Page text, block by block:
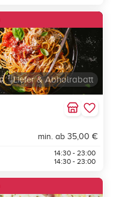
Liefer & Abholrabatt
min. ab 35,00 €
14:30 - 23:00
14:30 - 23:00